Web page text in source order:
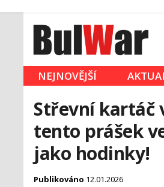
NEJNOVĚJŠÍ
Střevní kartáč
tento prášek
jako hodinky!
Publikováno 12.01.2026